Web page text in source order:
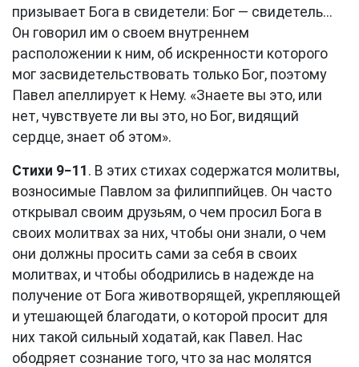
призывает Бога в свидетели: Бог — свидетель...
Он говорил им о своем внутреннем
расположении к ним, об искренности которого
мог засвидетельствовать только Бог, поэтому
Павел апеллирует к Нему. «Знаете вы это, или
нет, чувствуете ли вы это, но Бог, видящий
сердце, знает об этом».
Стихи 9−11 . В этих стихах содержатся молитвы,
возносимые Павлом за филиппийцев. Он часто
открывал своим друзьям, о чем просил Бога в
своих молитвах за них, чтобы они знали, о чем
они должны просить сами за себя в своих
молитвах, и чтобы ободрились в надежде на
получение от Бога животворящей, укрепляющей
и утешающей благодати, о которой просит для
них такой сильный ходатай, как Павел. Нас
ободряет сознание того, что за нас молятся